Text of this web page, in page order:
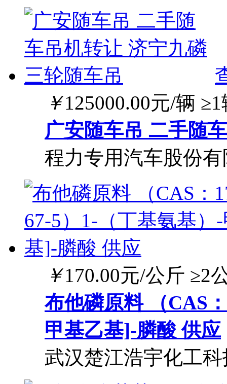
￥125000.00元/辆 ≥1
广安随车吊 二手随
程力专用汽车股份
￥170.00元/公斤 ≥2
布他磷原料 （CAS
甲基乙基]-膦酸 供应
武汉楚江浩宇化工